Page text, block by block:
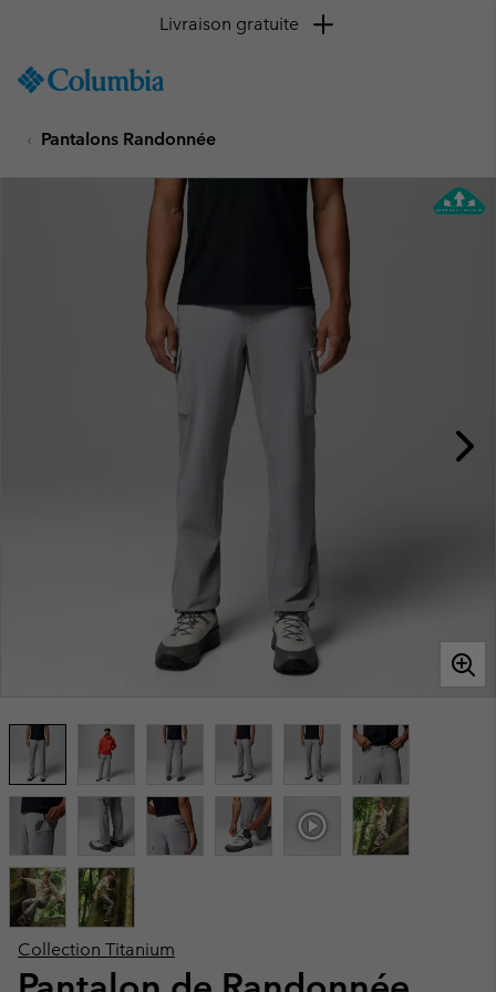
TO
SKIP
MAIN
Livraison gratuite
Pantalons Randonnée
Collection Titanium